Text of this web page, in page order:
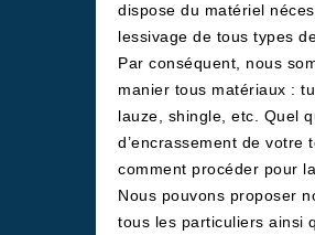
dispose du matériel
lessivage de tous types
Par conséquent, nous
manier tous matériaux :
lauze, shingle, etc. Quel
d’encrassement de votre
comment procéder pour
Nous pouvons proposer
tous les particuliers ainsi